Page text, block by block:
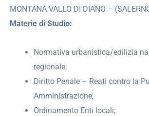
MONTANA VALLO DI DIANO –
Materie di Studio:
Normativa urbanistica/edilizia
regionale;
Diritto Penale – Reati contro la
Amministrazione;
Ordinamento Enti locali;